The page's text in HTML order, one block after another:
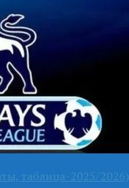
таблица-2025/2026)